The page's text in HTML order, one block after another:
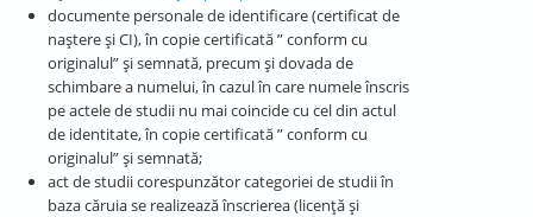
documente personale de identificare (certificat de
naștere și CI), în copie certificată ” conform cu
originalul” și semnată, precum și dovada de
schimbare a numelui, în cazul în care numele înscris
pe actele de studii nu mai coincide cu cel din actul
de identitate, în copie certificată ” conform cu
originalul” și semnată;
act de studii corespunzător categoriei de studii în
baza căruia se realizează înscrierea (licență și